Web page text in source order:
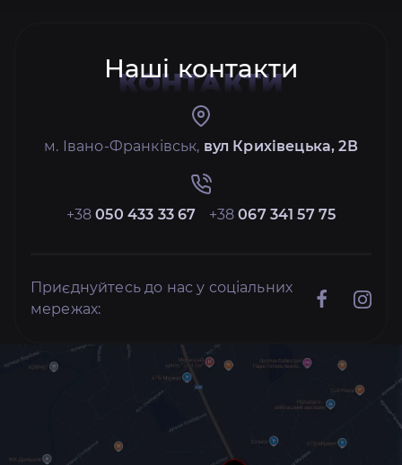
Наші контакти
КОНТАКТИ
м. Івано-Франківськ, вул Крихівецька, 2В
+38050 433 33 67 +38067 341 57 75
Приєднуйтесь до нас у соціальних
мережах: